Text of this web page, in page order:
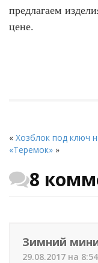
предлагаем
цене.
« Хозблок под ключ
«Теремок» »
8
Зимний
29.08.2017 на